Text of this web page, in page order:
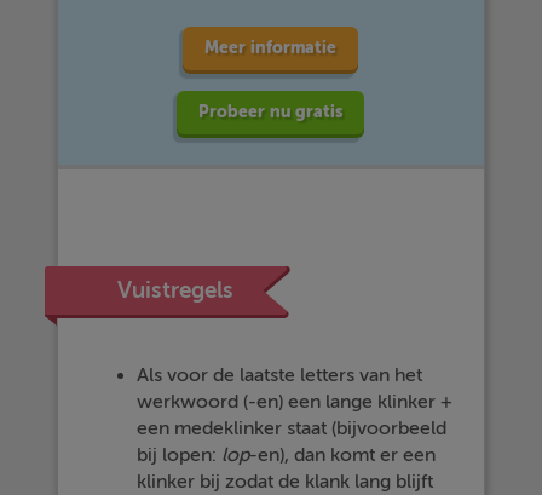
Meer informatie
Probeer nu gratis
Vuistregels
Als voor de laatste letters van het
werkwoord (-en) een lange klinker +
een medeklinker staat (bijvoorbeeld
bij lopen: lop-en), dan komt er een
klinker bij zodat de klank lang blijft